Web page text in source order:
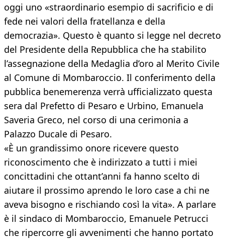
oggi uno «straordinario esempio di sacrificio e di
fede nei valori della fratellanza e della
democrazia». Questo è quanto si legge nel decreto
del Presidente della Repubblica che ha stabilito
l’assegnazione della Medaglia d’oro al Merito Civile
al Comune di Mombaroccio. Il conferimento della
pubblica benemerenza verrà ufficializzato questa
sera dal Prefetto di Pesaro e Urbino, Emanuela
Saveria Greco, nel corso di una cerimonia a
Palazzo Ducale di Pesaro.
«È un grandissimo onore ricevere questo
riconoscimento che è indirizzato a tutti i miei
concittadini che ottant’anni fa hanno scelto di
aiutare il prossimo aprendo le loro case a chi ne
aveva bisogno e rischiando così la vita». A parlare
è il sindaco di Mombaroccio, Emanuele Petrucci
che ripercorre gli avvenimenti che hanno portato